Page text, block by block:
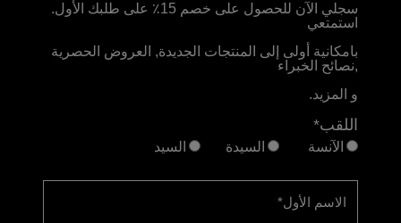
سجلي الآن للحصول على خصم 15٪ على طلبك الأول.
استمتعي
بامكانية أولى إلى المنتجات الجديدة, العروض الحصرية
,نصائح الخبراء
و المزيد.
اللقب*
الآنسة السيدة السيد
الاسم الأول*